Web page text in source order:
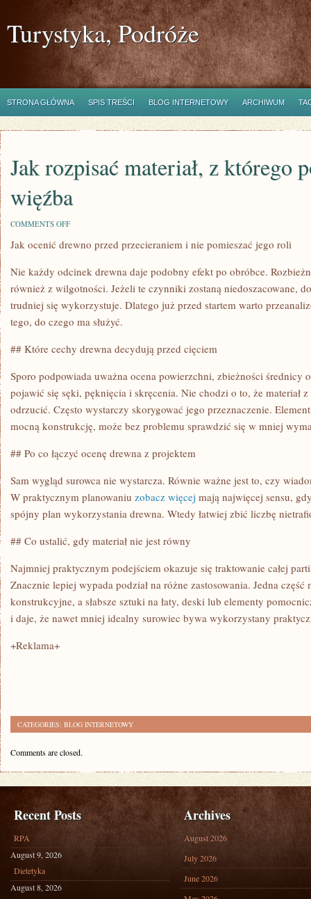
Turystyka, Podróże
STRONA GŁÓWNA SPIS TREŚCI BLOG INTERNETOWY ARCHIWUM
Jak rozpisać materiał, z którego
więźba
COMMENTS OFFON
ROZPISAĆ
KTÓREGO
POWSTANIE
WIĘŹBA
Jak ocenić drewno przed przecieraniem i nie pomieszać jego roli
Nie każdy odcinek drewna daje podobny efekt po obróbce.
również z wilgotności. Jeżeli te czynniki zostaną niedoszacowane,
trudniej się wykorzystuje. Dlatego już przed startem warto
tego, do czego ma służyć.
## Które cechy drewna decydują przed cięciem
Sporo podpowiada uważna ocena powierzchni, zbieżności średnicy
pojawić się sęki, pęknięcia i skręcenia. Nie chodzi o to, że materiał
odrzucić. Często wystarczy skorygować jego przeznaczenie.
mocną konstrukcję, może bez problemu sprawdzić się w mniej
## Po co łączyć ocenę drewna z projektem
Sam wygląd surowca nie wystarcza. Równie ważne jest to, czy
W praktycznym planowaniu zobacz więcej mają najwięcej sensu,
spójny plan wykorzystania drewna. Wtedy łatwiej zbić liczbę
## Co ustalić, gdy materiał nie jest równy
Najmniej praktycznym podejściem okazuje się traktowanie całej
Znacznie lepiej wypada podział na różne zastosowania. Jedna część
konstrukcyjne, a słabsze sztuki na łaty, deski lub elementy
i daje, że nawet mniej idealny surowiec bywa wykorzystany
+Reklama+
CATEGORIES: BLOG INTERNETOWY
Comments are closed.
Recent Posts
RPA
August 9, 2026
Dietetyka
August 8, 2026
Archives
August 2026
July 2026
June 2026